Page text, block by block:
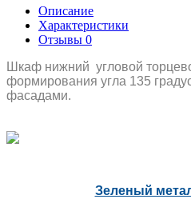
Описание
Характеристики
Отзывы 0
Шкаф нижний угловой
формирования угла 135
фасадами.
Зеленый